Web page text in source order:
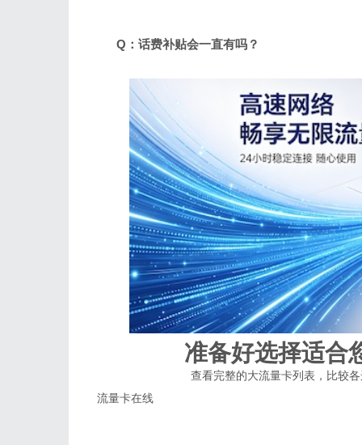
Q：话费补贴会一直有吗？
准备好选择适合
查看完整的大流量卡列表，比较
流量卡在线